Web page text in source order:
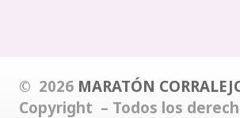
© 2026 MARATÓN
Copyright – Todos los